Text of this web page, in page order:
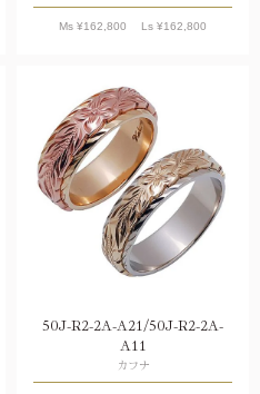
Ms ¥162,800 Ls ¥162,800
50J-R2-2A-A21/50J-R2-2A-
A11
カフナ